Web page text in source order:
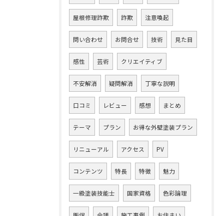
屋根修理詐欺 詐欺 注意喚起
問い合わせ お問合せ 技術 見た目
感性 芸術 クリエイティブ
不安解消 疑問解消 丁寧な説明
口コミ レビュー 感想 まとめ
テーマ プラン お得な外壁塗装プラン
リニューアル アクセス PV
コンテンツ 特長 特徴 魅力
一級塗装技能士 国家資格 色彩論理